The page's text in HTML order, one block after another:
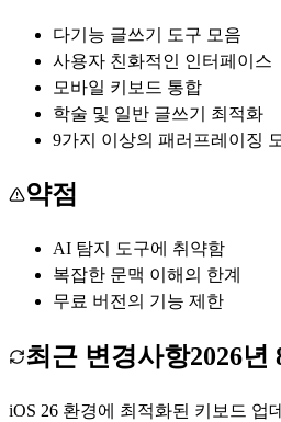
다기능 글쓰기 도구 모음
사용자 친화적인 인터페이스
모바일 키보드 통합
학술 및 일반 글쓰기 최적화
9가지 이상의 패러프레이징
약점
AI 탐지 도구에 취약함
복잡한 문맥 이해의 한계
무료 버전의 기능 제한
최근 변경사항2026년
iOS 26 환경에 최적화된 키보드 업